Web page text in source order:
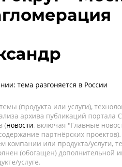
тема разгоняется в России
(продукта или услуги),
архива публикаций портала
(новости, включая "Главные
партнёрских
компании или продукта/услуги,
(обогащен) дополнительной
услуге.